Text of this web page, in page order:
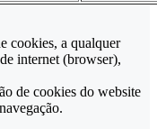
cookies, a qualquer
internet (browser),
de cookies do website